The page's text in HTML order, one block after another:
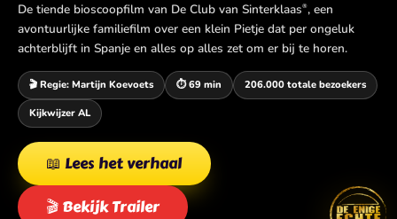
De tiende bioscoopfilm van De Club van Sinterklaas®, een
avontuurlijke familiefilm over een klein Pietje dat per ongeluk
achterblijft in Spanje en alles op alles zet om er bij te horen.
🎬 Regie: Martijn Koevoets ⏱️ 69 min 206.000 totale bezoekers
Kijkwijzer AL
📖 Lees het verhaal
🎬 Bekijk Trailer